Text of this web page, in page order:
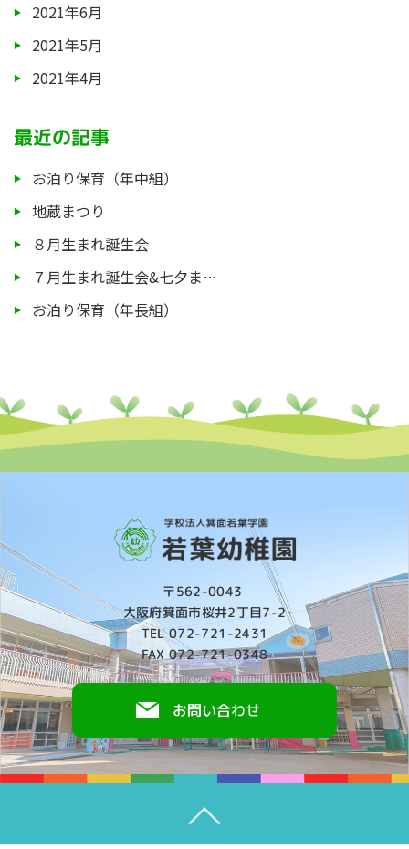
2021年6月
2021年5月
2021年4月
最近の記事
お泊り保育（年中組）
地蔵まつり
８月生まれ誕生会
７月生まれ誕生会&七夕ま…
お泊り保育（年長組）
〒562-0043
大阪府箕面市桜井2丁目7-2
TEL 072-721-2431
FAX 072-721-0348
お問い合わせ